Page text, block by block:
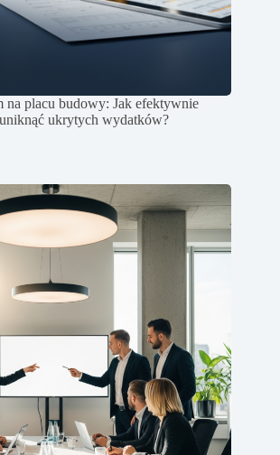
na placu budowy: Jak efektywnie
ukrytych wydatków?